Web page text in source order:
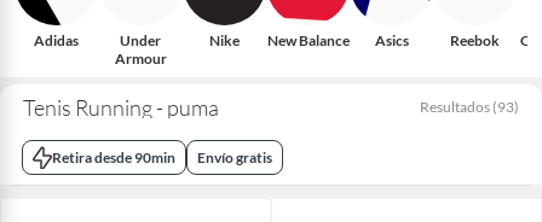
Adidas
Under
Armour
Nike New Balance Asics Reebok
Tenis Running - puma Resultados (93)
Retira desde 90min Envío gratis